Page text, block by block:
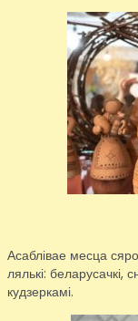
Асаблівае месца
лялькі: беларусачкі,
кудзеркамі.